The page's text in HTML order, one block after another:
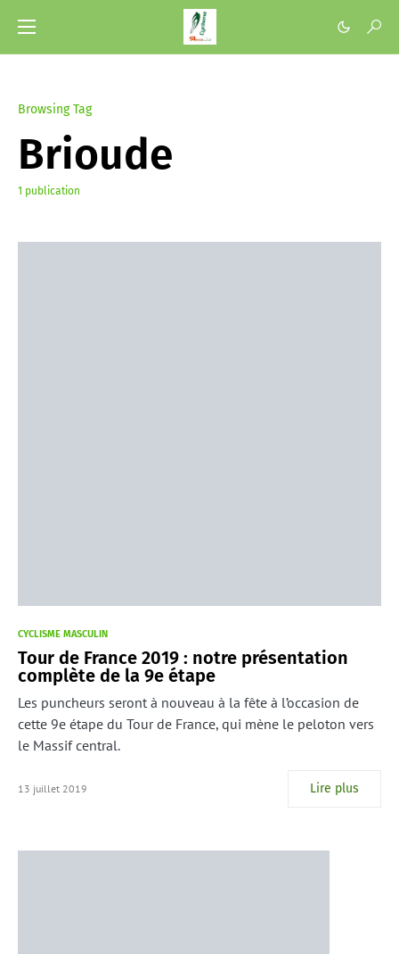
Browsing Tag
Brioude
1 publication
CYCLISME MASCULIN
Tour de France 2019 : notre présentation
complète de la 9e étape
Les puncheurs seront à nouveau à la fête à l’occasion de
cette 9e étape du Tour de France, qui mène le peloton vers
le Massif central.
13 juillet 2019 Lire plus